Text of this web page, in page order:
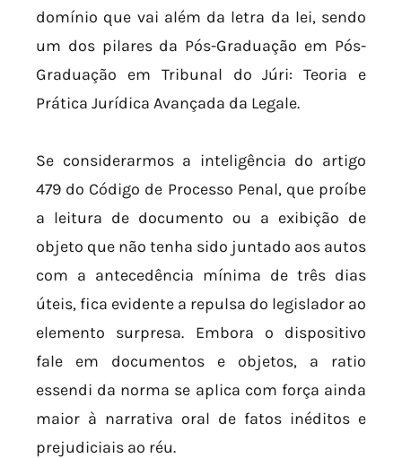
domínio que vai além da letra da lei, sendo
um dos pilares da Pós-Graduação em Pós-
Graduação em Tribunal do Júri: Teoria e
Prática Jurídica Avançada da Legale.
Se considerarmos a inteligência do artigo
479 do Código de Processo Penal, que proíbe
a leitura de documento ou a exibição de
objeto que não tenha sido juntado aos autos
com a antecedência mínima de três dias
úteis, fica evidente a repulsa do legislador ao
elemento surpresa. Embora o dispositivo
fale em documentos e objetos, a ratio
essendi da norma se aplica com força ainda
maior à narrativa oral de fatos inéditos e
prejudiciais ao réu.